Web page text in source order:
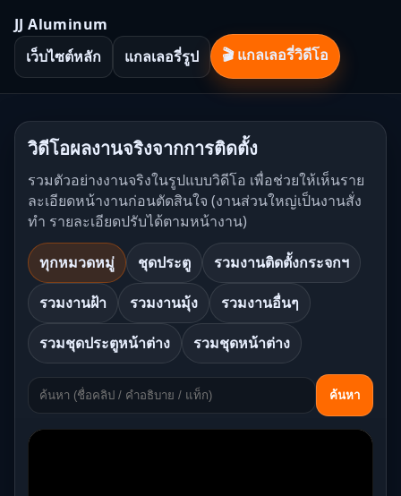
JJ Aluminum
เว็บไซต์หลัก
แกลเลอรี่รูป 🎬 แกลเลอรี่วิดีโอ
วิดีโอผลงานจริงจากการติดตั้ง
รวมตัวอย่างงานจริงในรูปแบบวิดีโอ เพื่อช่วยให้เห็นราย
ละเอียดหน้างานก่อนตัดสินใจ (งานส่วนใหญ่เป็นงานสั่ง
ทำ รายละเอียดปรับได้ตามหน้างาน)
ทุกหมวดหมู่ ชุดประตู รวมงานติดตั้งกระจกฯ
รวมงานฝ้า รวมงานมุ้ง รวมงานอื่นๆ
รวมชุดประตูหน้าต่าง รวมชุดหน้าต่าง
ค้นหา